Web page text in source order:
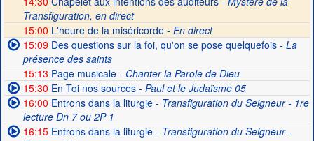
Transfiguration, en direct
15:00 L'heure de la miséricorde - En direct
15:09Des questions sur la foi, qu'on se pose quelquefois- La
présence des saints
15:13 Page musicale- Chanter la Parole de Dieu
15:30 En Toi nos sources- Paul et le Judaïsme 05
16:00 Entrons dans la liturgie- Transfiguration du Seigneur - 1re
lecture Dn 7 ou 2P 1
16:15Entrons dans la liturgie- Transfiguration du Seigneur -